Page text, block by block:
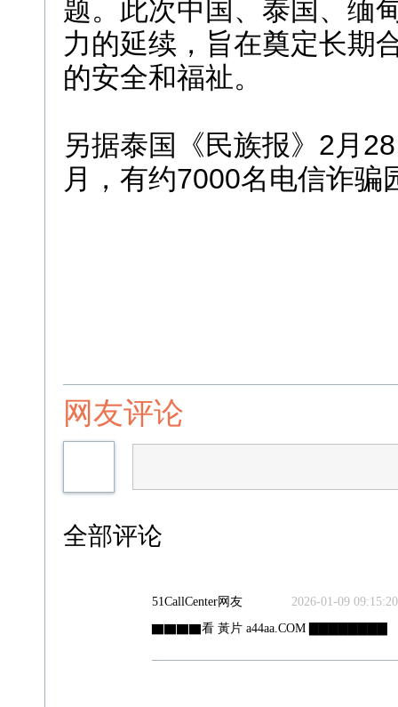
题。此次中国、泰国、缅
力的延续，旨在奠定长期
的安全和福祉。
另据泰国《民族报》2月
月，有约7000名电信诈
网友评论
全部评论
51CallCenter网友
2026-01-09 09:15:20
▇▇▇▇看 黃片 a44aa.COM ▇▇▇▇▇▇▇▇